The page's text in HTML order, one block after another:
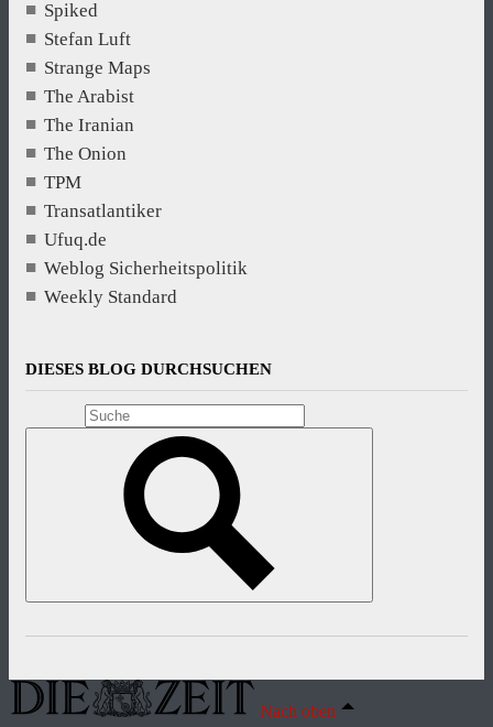
Spiked
Stefan Luft
Strange Maps
The Arabist
The Iranian
The Onion
TPM
Transatlantiker
Ufuq.de
Weblog Sicherheitspolitik
Weekly Standard
DIESES BLOG DURCHSUCHEN
Nach oben